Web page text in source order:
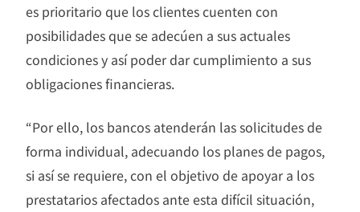
es prioritario que los clientes cuenten con
posibilidades que se adecúen a sus actuales
condiciones y así poder dar cumplimiento a sus
obligaciones financieras.
“Por ello, los bancos atenderán las solicitudes de
forma individual, adecuando los planes de pagos,
si así se requiere, con el objetivo de apoyar a los
prestatarios afectados ante esta difícil situación,